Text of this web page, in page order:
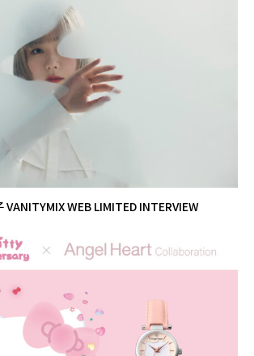
VANITYMIX WEB LIMITED INTERVIEW